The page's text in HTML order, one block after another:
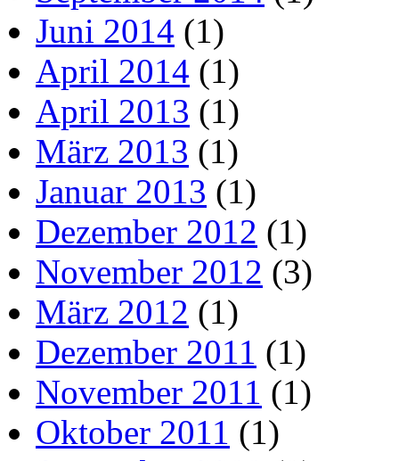
Juni 2014 (1)
April 2014 (1)
April 2013 (1)
März 2013 (1)
Januar 2013 (1)
Dezember 2012 (1)
November 2012 (3)
März 2012 (1)
Dezember 2011 (1)
November 2011 (1)
Oktober 2011 (1)